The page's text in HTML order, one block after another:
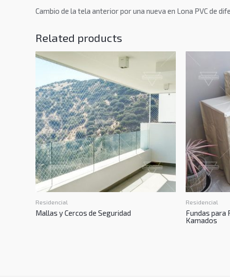
Cambio de la tela anterior por una nueva en Lona PVC de
Related products
Residencial
Mallas y Cercos de Seguridad
Residencial
Fundas para
Kamados